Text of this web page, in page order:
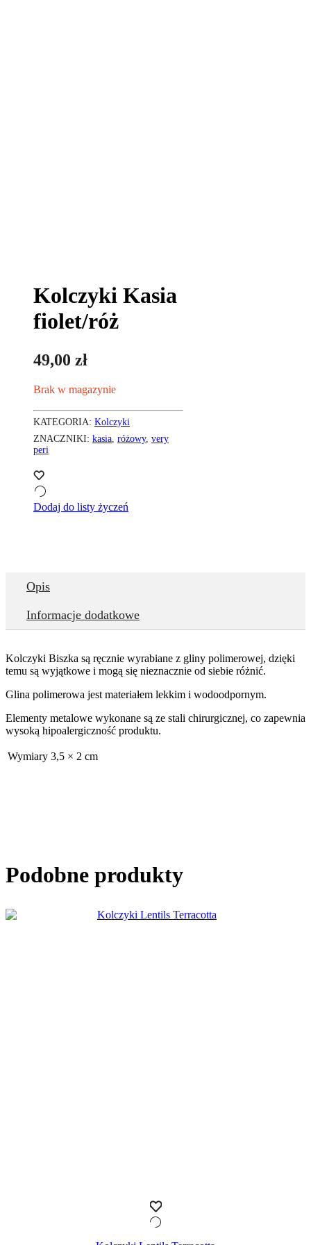
Kolczyki Kasia
fiolet/róż
49,00 zł
Brak w magazynie
KATEGORIA: Kolczyki
ZNACZNIKI: kasia, różowy, very
peri
Dodaj do listy życzeń
Opis
Informacje dodatkowe
Kolczyki Biszka są ręcznie wyrabiane z gliny polimerowej, dzięki
temu są wyjątkowe i mogą się nieznacznie od siebie różnić.
Glina polimerowa jest materiałem lekkim i wodoodpornym.
Elementy metalowe wykonane są ze stali chirurgicznej, co zapewnia
wysoką hipoalergiczność produktu.
Wymiary 3,5 × 2 cm
Podobne produkty